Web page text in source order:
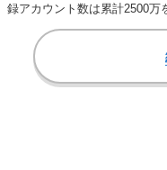
録アカウント数は累計2500万